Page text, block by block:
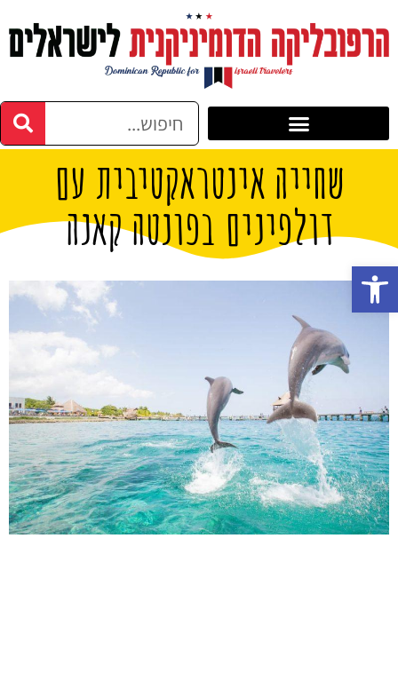
שחייה אינטראקטיבית עם
דולפינים בפונטה קאנה
פתח סרגל נגישות